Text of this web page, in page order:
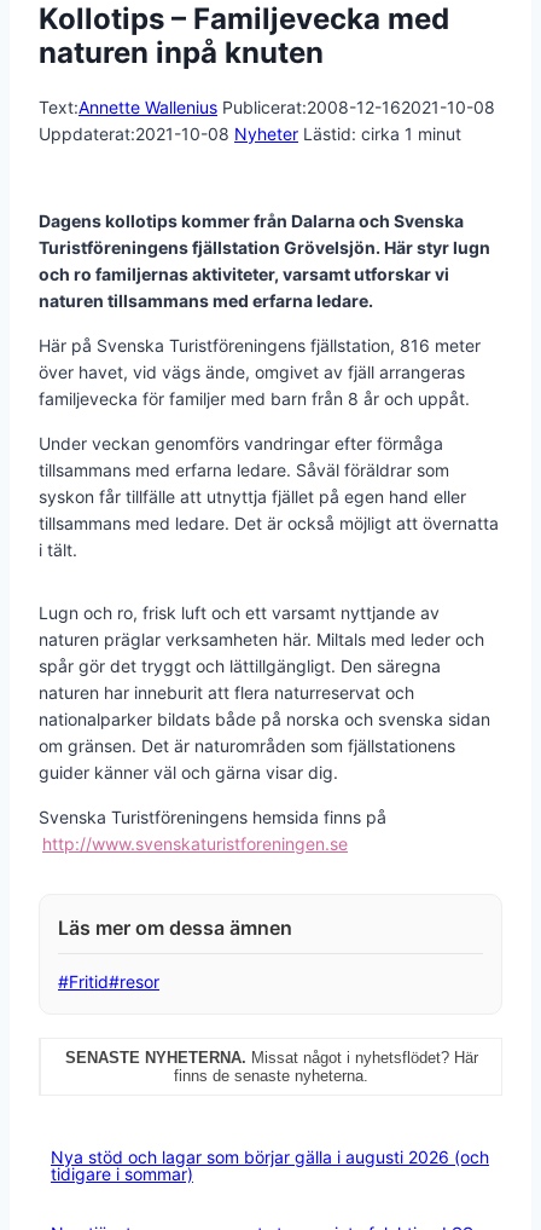
Kollotips – Familjevecka med
naturen inpå knuten
Text:Annette Wallenius Publicerat:2008-12-162021-10-08
Uppdaterat:2021-10-08 Nyheter Lästid: cirka 1 minut
Dagens kollotips kommer från Dalarna och Svenska
Turistföreningens fjällstation Grövelsjön. Här styr lugn
och ro familjernas aktiviteter, varsamt utforskar vi
naturen tillsammans med erfarna ledare.
Här på Svenska Turistföreningens fjällstation, 816 meter
över havet, vid vägs ände, omgivet av fjäll arrangeras
familjevecka för familjer med barn från 8 år och uppåt.
Under veckan genomförs vandringar efter förmåga
tillsammans med erfarna ledare. Såväl föräldrar som
syskon får tillfälle att utnyttja fjället på egen hand eller
tillsammans med ledare. Det är också möjligt att övernatta
i tält.
Lugn och ro, frisk luft och ett varsamt nyttjande av
naturen präglar verksamheten här. Miltals med leder och
spår gör det tryggt och lättillgängligt. Den säregna
naturen har inneburit att flera naturreservat och
nationalparker bildats både på norska och svenska sidan
om gränsen. Det är naturområden som fjällstationens
guider känner väl och gärna visar dig.
Svenska Turistföreningens hemsida finns på
http://www.svenskaturistforeningen.se
Post
#Fritid#resor
SENASTE NYHETERNA. Missat något i nyhetsflödet? Här
finns de senaste nyheterna.
Nya stöd och lagar som börjar gälla i augusti 2026 (och
tidigare i sommar)